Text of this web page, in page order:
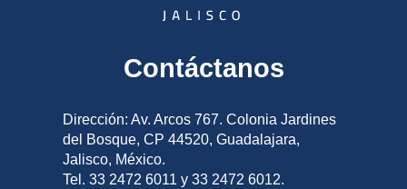
Contáctanos
Dirección: Av. Arcos 767. Colonia Jardines
del Bosque, CP 44520, Guadalajara,
Jalisco, México.
Tel. 33 2472 6011 y 33 2472 6012.